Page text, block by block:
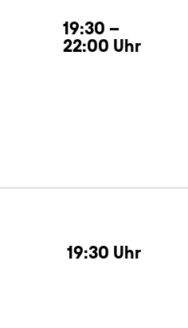
19:30 –
22:00 Uhr
19:30 Uhr